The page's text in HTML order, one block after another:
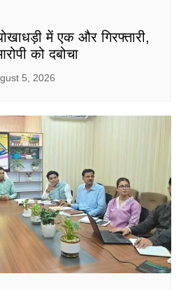
में एक और गिरफ्तारी,
को दबोचा
5, 2026